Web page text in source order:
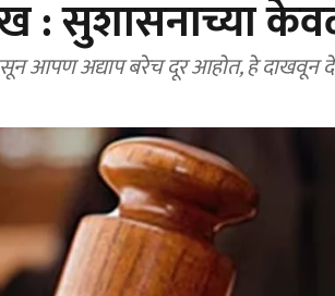
: सुशासनाच्या
आपण अद्याप बरेच दूर आहोत, हे दाखवून